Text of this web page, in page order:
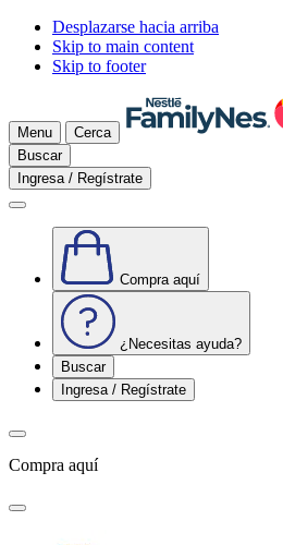
Desplazarse hacia arriba
Skip to main content
Skip to footer
Menu
Cerca
Buscar
Ingresa / Regístrate
Compra aquí
¿Necesitas ayuda?
Buscar
Ingresa / Regístrate
Compra aquí